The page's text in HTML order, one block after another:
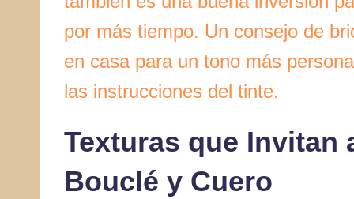
por más tiempo. Un consejo de
en casa para un tono más
las instrucciones del tinte.
Texturas que Invitan
Bouclé y Cuero